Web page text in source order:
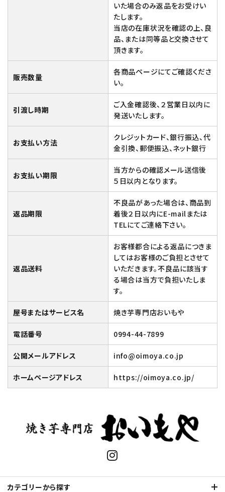
いた場合のみ返品をお受けい
たします。
当店の在庫状況を確認の上、良
品、または同等品と交換させて
頂きます。
販売数量
各商品ページにてご確認くださ
い。
引渡し時期
ご入金確認後、２営業日以内に
発送いたします。
お支払い方法
クレジットカード、銀行振込、代
金引換、郵便振込、ネット銀行
お支払い期限
当方からの確認メール送信後
５日以内となります。
返品期限
不良品があった場合は、商品到
着後２日以内にE-mailまたは
TELにてご連絡下さい。
返品送料
お客様都合による返品につきま
してはお客様のご負担とさせて
いただきます。不良品に該当す
る場合は当方で負担いたしま
す。
屋号またはサービス名 焼き芋専門店おいもや
電話番号 0994-44-7899
公開メールアドレス info@oimoya.co.jp
ホームページアドレス https://oimoya.co.jp/
カテゴリーから探す